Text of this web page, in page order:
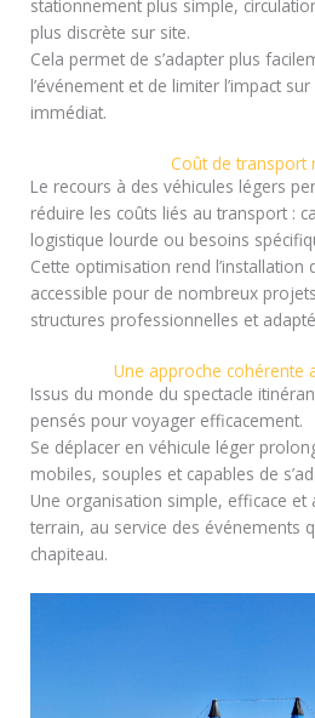
stationnement plus simple,
plus discrète sur site.
Cela permet de s’adapter plus
l’événement et de limiter l’impact
immédiat.
Coût de transport
Le recours à des véhicules légers
réduire les coûts liés au transport :
logistique lourde ou besoins
Cette optimisation rend l’installation
accessible pour de nombreux
structures professionnelles et
Une approche cohérente
Issus du monde du spectacle
pensés pour voyager efficacement.
Se déplacer en véhicule léger
mobiles, souples et capables de
Une organisation simple, efficace et
terrain, au service des événements
chapiteau.